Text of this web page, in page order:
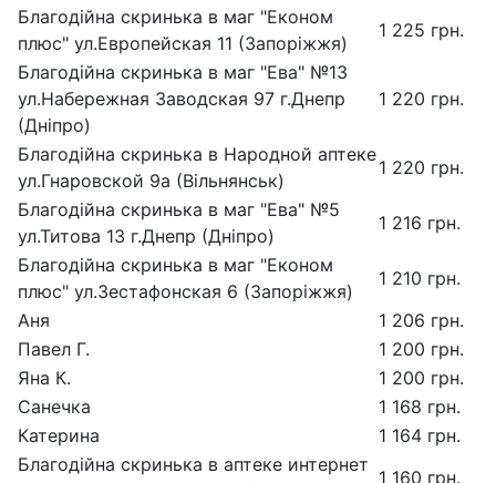
Благодійна скринька в маг "Економ
плюс" ул.Европейская 11 (Запоріжжя)
1 225 грн.
Благодійна скринька в маг "Ева" №13
ул.Набережная Заводская 97 г.Днепр
(Дніпро)
1 220 грн.
Благодійна скринька в Народной аптеке
ул.Гнаровской 9а (Вільнянськ)
1 220 грн.
Благодійна скринька в маг "Ева" №5
ул.Титова 13 г.Днепр (Дніпро)
1 216 грн.
Благодійна скринька в маг "Економ
плюс" ул.Зестафонская 6 (Запоріжжя)
1 210 грн.
Аня
1 206 грн.
Павел Г.
1 200 грн.
Яна К.
1 200 грн.
Санечка
1 168 грн.
Катерина
1 164 грн.
Благодійна скринька в аптеке интернет
1 160 грн.